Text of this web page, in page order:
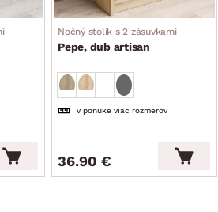
Nočný stolík s 2 zásuvkami
Pepe, dub artisan
v ponuke viac rozmerov
36.90 €